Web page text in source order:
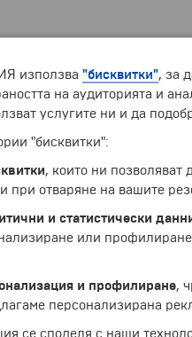
използва "бисквитки", за
на аудиторията и
услугите ни и да
"бисквитки":
, които ни позволяват
при отваряне на вашите
и статистически
или
и профилиране,
персонализирана
се споделя с наши